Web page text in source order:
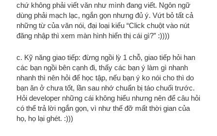
chứ không phải viết văn như mình đang viết. Ngôn ngữ
dùng phải mạch lạc, ngắn gọn nhưng đủ ý. Vứt bỏ tất cả
những từ của văn nói, đại loại kiểu “Click chuột vào nút
đăng nhập thì xem màn hình hiển thị cái gì?” :))))
c. Kỹ năng giao tiếp: đừng ngồi lỳ 1 chỗ, giao tiếp hỏi han
các bạn ngồi bên cạnh đi, thấy các bạn ý làm gì nhanh
nhanh thì nên hỏi để học tập, nếu bạn ý ko nói cho thì do
bạn ăn ở chưa tốt, lần sau nhớ chuẩn bị táo chuối trước.
Hỏi developer những cái không hiểu nhưng nên để câu hỏi
có thể trả lời ngắn gọn, vì như thế đỡ mất thời gian của
họ, họ lại ghét. :)))